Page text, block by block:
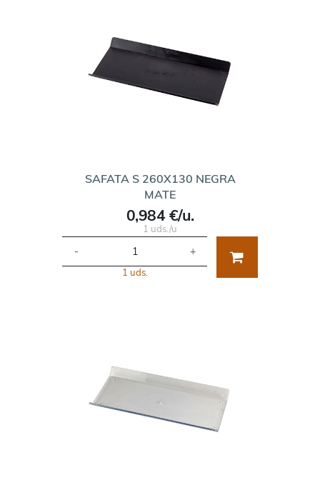
SAFATA S 260X130 NEGRA
MATE
0,984 €/u.
1 uds./u
- +
1 uds.